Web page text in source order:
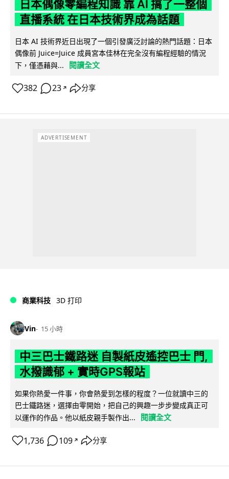
日本偶像零編程知識 靠 AI 搞了一整個
直播系統 在日本技術界成為話題
日本 AI 技術界近日出現了一個引發廣泛討論的熱門話題：日本
偶像前 Juice=Juice 成員宮本佳林在完全沒有編程經驗的情況
下，僅憑藉與...
閱讀全文
382 23 ↗ 分享
ADVERTISEMENT
商業科技 3D 打印
Vin 15 小時
中三巴士鐵路迷 自製紙皮遙控巴士 門,
水撥識郁 + 實時GPS報站
如果你熱愛一件事，你會熱愛到怎樣的程度？一位就讀中三的
巴士鐵路迷，選擇由零開始，把自己的興趣一步步變成真正可
以運作的作品。他以紙皮親手製作出...
閱讀全文
1,736 109 ↗ 分享